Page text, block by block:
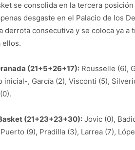
se consolida en la tercera
desgaste en el Palacio de los
derrota consecutiva y se coloca ya a
ellos.
(21+5+26+17): Rousselle (6),
inicial-, García (2), Visconti (5),
(21+23+23+30): Jovic (0),
(9), Pradilla (3), Larrea (7),